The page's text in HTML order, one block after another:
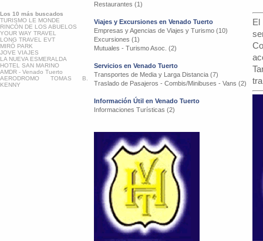
Los 10 más buscados
TURISMO LE MONDE
RINCÓN DE LOS ABUELOS
YOUR WAY TRAVEL
LONG TRAVEL EVT
MIRÓ PARK
JOVE VIAJES
LA NUEVA ESMERALDA
HOTEL SAN MARINO
AMDR - Venado Tuerto
AERODROMO TOMAS B.
KENNY
Restaurantes (1)
Viajes y Excursiones en Venado Tuerto
Empresas y Agencias de Viajes y Turismo (10)
Excursiones (1)
Mutuales - Turismo Asoc. (2)
Servicios en Venado Tuerto
Transportes de Media y Larga Distancia (7)
Traslado de Pasajeros - Combis/Minibuses - Vans (2)
Información Útil en Venado Tuerto
Informaciones Turísticas (2)